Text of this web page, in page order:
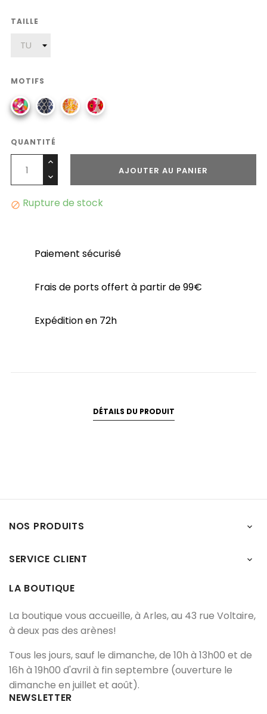
TAILLE
MOTIFS
QUANTITÉ
AJOUTER AU PANIER
 Rupture de stock
Paiement sécurisé
Frais de ports offert à partir de 99€
Expédition en 72h
DÉTAILS DU PRODUIT
NOS PRODUITS 
SERVICE CLIENT 
LA BOUTIQUE
La boutique vous accueille, à Arles, au 43 rue Voltaire,
à deux pas des arènes!
Tous les jours, sauf le dimanche, de 10h à 13h00 et de
16h à 19h00 d'avril à fin septembre (ouverture le
dimanche en juillet et août).
NEWSLETTER